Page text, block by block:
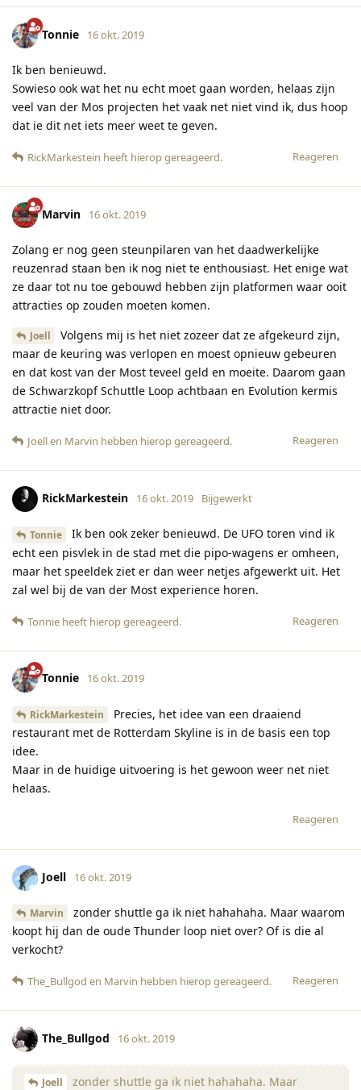
Tonnie 16 okt. 2019
Ik ben benieuwd.
Sowieso ook wat het nu echt moet gaan worden, helaas zijn
veel van der Mos projecten het vaak net niet vind ik, dus hoop
dat ie dit net iets meer weet te geven.
Reageren
RickMarkestein heeft hierop gereageerd.
Marvin 16 okt. 2019
Zolang er nog geen steunpilaren van het daadwerkelijke
reuzenrad staan ben ik nog niet te enthousiast. Het enige wat
ze daar tot nu toe gebouwd hebben zijn platformen waar ooit
attracties op zouden moeten komen.
Joell
Volgens mij is het niet zozeer dat ze afgekeurd zijn,
maar de keuring was verlopen en moest opnieuw gebeuren
en dat kost van der Most teveel geld en moeite. Daarom gaan
de Schwarzkopf Schuttle Loop achtbaan en Evolution kermis
attractie niet door.
Reageren
Joellen Marvin hebben hierop gereageerd.
RickMarkestein 16 okt. 2019 Bijgewerkt
Tonnie
Ik ben ook zeker benieuwd. De UFO toren vind ik
echt een pisvlek in de stad met die pipo-wagens er omheen,
maar het speeldek ziet er dan weer netjes afgewerkt uit. Het
zal wel bij de van der Most experience horen.
Reageren
Tonnie heeft hierop gereageerd.
Tonnie 16 okt. 2019
RickMarkestein
Precies, het idee van een draaiend
restaurant met de Rotterdam Skyline is in de basis een top
idee.
Maar in de huidige uitvoering is het gewoon weer net niet
helaas.
Reageren
Joell 16 okt. 2019
Marvin
zonder shuttle ga ik niet hahahaha. Maar waarom
koopt hij dan de oude Thunder loop niet over? Of is die al
verkocht?
Reageren
The_Bullgod en Marvin hebben hierop gereageerd.
The_Bullgod 16 okt. 2019
Joell
zonder shuttle ga ik niet hahahaha. Maar